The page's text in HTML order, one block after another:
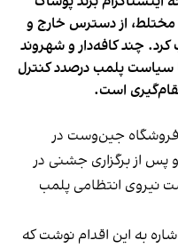
از دسترس خارج و
چند کافه‌‌دار و شهروند
سیاست پلمب درصدد کنترل
است.
فروشگاه جین‌وست در
تهران، شنبه ۱۹ مهر و پس از برگزاری جشنی در
نیروی انتظامی پلمب
به این اقدام نوشت که